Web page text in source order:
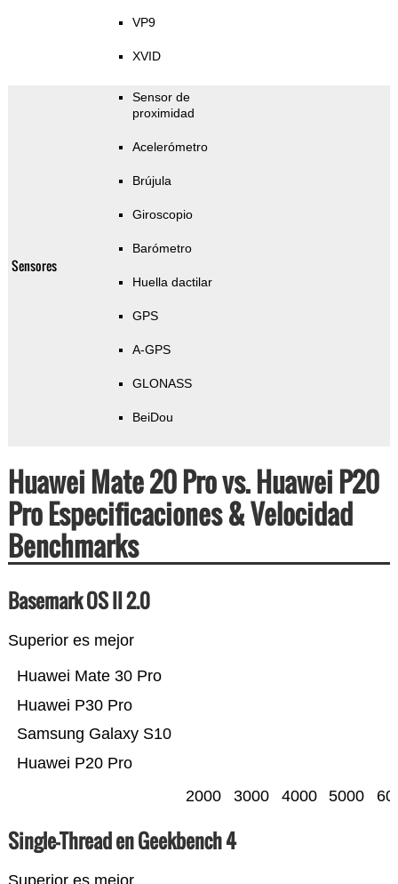
VP9
XVID
Sensores
Sensor de
proximidad
Acelerómetro
Brújula
Giroscopio
Barómetro
Huella dactilar
GPS
A-GPS
GLONASS
BeiDou
Huawei Mate 20 Pro vs. Huawei P20
Pro Especificaciones & Velocidad
Benchmarks
Basemark OS II 2.0
Superior es mejor
Huawei P20 Pro
Samsung Galaxy S10
Huawei P30 Pro
Huawei Mate 30 Pro
2000 3000 4000 5000
Single-Thread en Geekbench 4